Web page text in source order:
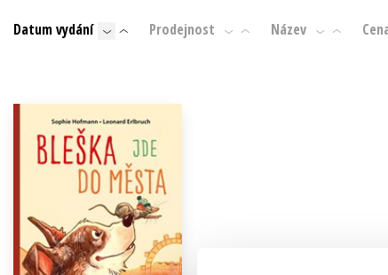
Beletrie pro děti
Byznys a ekonomie
Jazyky
Datum vydání Prodejnost Název